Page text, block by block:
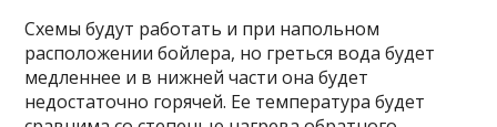
Схемы будут работать и при напольном
расположении бойлера, но греться вода будет
медленнее и в нижней части она будет
недостаточно горячей. Ее температура будет